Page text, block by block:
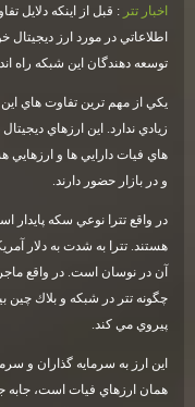
اخبار تتر : قبل از اينكه دلايل
توسعه دهندگان اين شبكه راه
يكي از مهم ترين تفاوت هاي
زيادي ندارد. اين ارزهاي
هاي فيات دارايي ها و
و در بازار حضور دارند.
در واقع تترا نوعي سكه پايدار
هستند. تترا به شدت به دلار
آن در نوسان است. در واقع
چگونه تتر در شبكه و بلاك چين
پيروي مي كند.
اين ارز به سرمايه گذاران و
همان ارزهاي فيات است، جابه جا